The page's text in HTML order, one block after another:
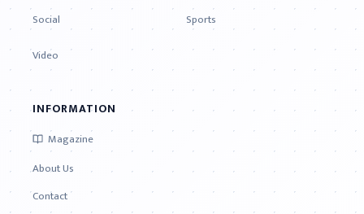
Social
Sports
Video
INFORMATION
Magazine
About Us
Contact